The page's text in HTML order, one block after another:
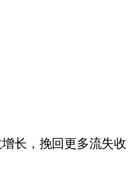
长，挽回更多流失收